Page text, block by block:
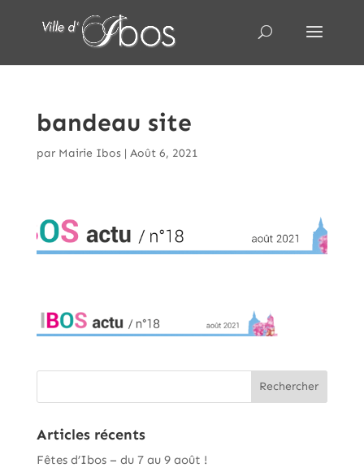
bandeau site
par Mairie Ibos| Août 6, 2021
Articles récents
Fêtes d’Ibos – du 7 au 9 août !